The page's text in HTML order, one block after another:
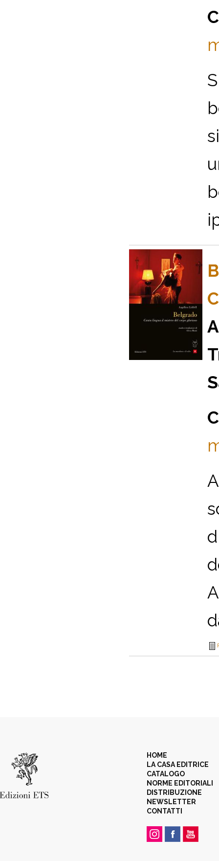
HOME
LA CASA EDITRICE
CATALOGO
NORME EDITORIALI
DISTRIBUZIONE
NEWSLETTER
CONTATTI